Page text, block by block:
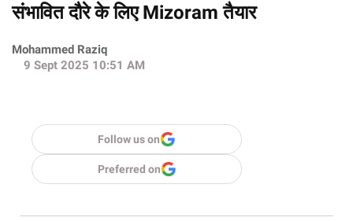
संभावित दौरे के लिए Mizoram तैयार
Mohammed Raziq
9 Sept 2025 10:51 AM
Follow us on
Preferred on